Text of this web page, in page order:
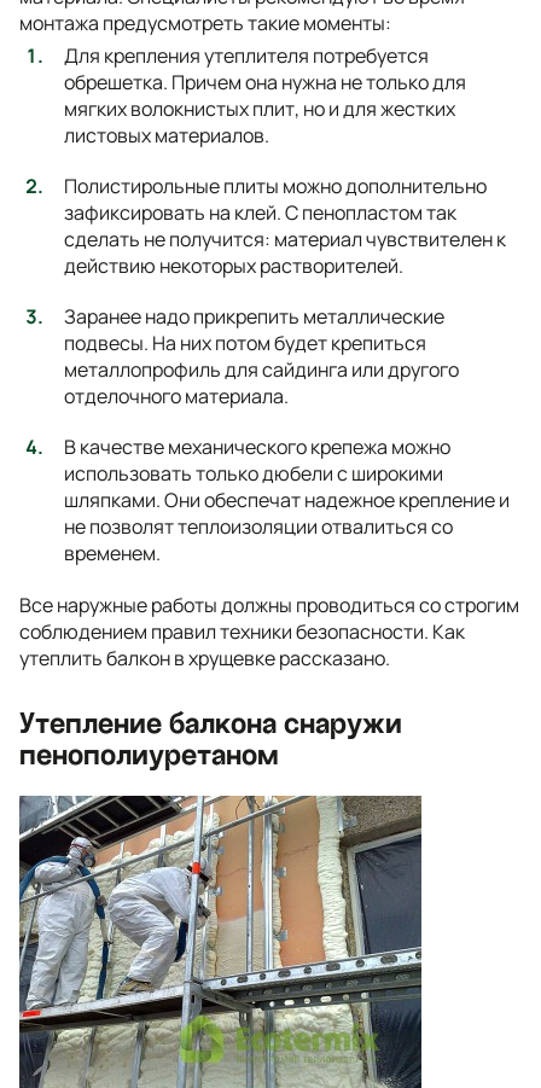
монтажа предусмотреть такие моменты:
Для крепления утеплителя потребуется
обрешетка. Причем она нужна не только для
мягких волокнистых плит, но и для жестких
листовых материалов.
Полистирольные плиты можно дополнительно
зафиксировать на клей. С пенопластом так
сделать не получится: материал чувствителен к
действию некоторых растворителей.
Заранее надо прикрепить металлические
подвесы. На них потом будет крепиться
металлопрофиль для сайдинга или другого
отделочного материала.
В качестве механического крепежа можно
использовать только дюбели с широкими
шляпками. Они обеспечат надежное крепление и
не позволят теплоизоляции отвалиться со
временем.
Все наружные работы должны проводиться со строгим
соблюдением правил техники безопасности. Как
утеплить балкон в хрущевке рассказано.
Утепление балкона снаружи
пенополиуретаном